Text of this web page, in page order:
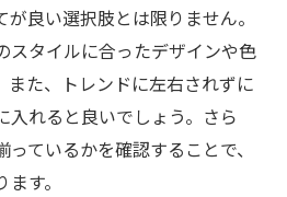
良い選択肢とは限りません。
スタイルに合ったデザインや色
また、トレンドに左右されずに
入れると良いでしょう。さら
ているかを確認することで、
す。